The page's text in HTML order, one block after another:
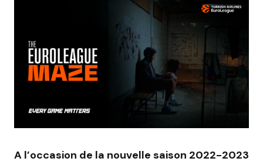
A l’occasion de la nouvelle saison 2022-2023